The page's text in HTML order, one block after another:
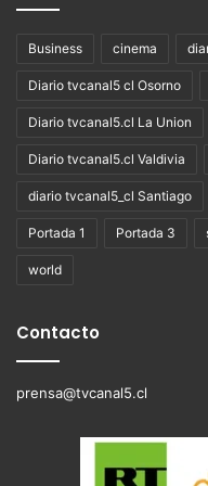
Business cinema
Diario tvcanal5 cl Osorno
Diario tvcanal5.cl La Union
Diario tvcanal5.cl Valdivia
diario tvcanal5_cl Santiago
Portada 1 Portada 3
world
Contacto
prensa@tvcanal5.cl